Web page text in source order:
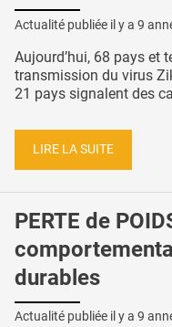
Actualité publiée il y a 9
Aujourd’hui, 68 pays et
transmission du virus
21 pays signalent des
LIRE LA SUITE
PERTE de
durables
Actualité publiée il y a 9